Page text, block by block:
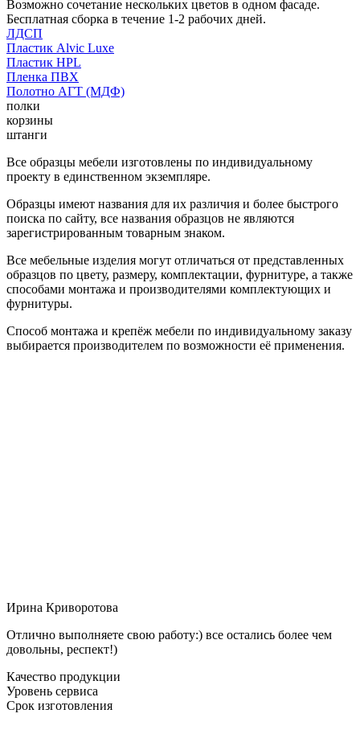
Возможно сочетание нескольких цветов в одном фасаде.
Бесплатная сборка в течение 1-2 рабочих дней.
ЛДСП
Пластик Alvic Luxe
Пластик HPL
Пленка ПВХ
Полотно АГТ (МДФ)
полки
корзины
штанги
Все образцы мебели изготовлены по индивидуальному
проекту в единственном экземпляре.
Образцы имеют названия для их различия и более быстрого
поиска по сайту, все названия образцов не являются
зарегистрированным товарным знаком.
Все мебельные изделия могут отличаться от представленных
образцов по цвету, размеру, комплектации, фурнитуре, а также
способами монтажа и производителями комплектующих и
фурнитуры.
Способ монтажа и крепёж мебели по индивидуальному заказу
выбирается производителем по возможности её применения.
Ирина Криворотова
Отлично выполняете свою работу:) все остались более чем
довольны, респект!)
Качество продукции
Уровень сервиса
Срок изготовления